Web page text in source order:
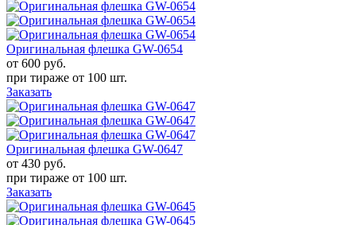
Оригинальная флешка GW-0654
от 600 руб.
при тираже от 100 шт.
Заказать
Оригинальная флешка GW-0647
от 430 руб.
при тираже от 100 шт.
Заказать